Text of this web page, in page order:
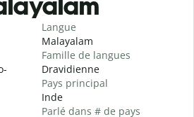
Langue
Malayalam
Famille de langues
Dravidienne
Pays principal
Inde
Parlé dans # de pays